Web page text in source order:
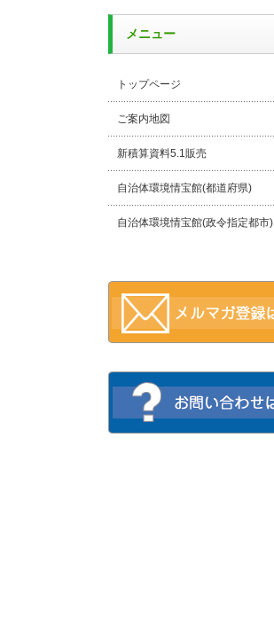
メニュー
トップページ
ご案内地図
新積算資料5.1販売
自治体環境情宝館(都道府県)
自治体環境情宝館(政令指定都市)